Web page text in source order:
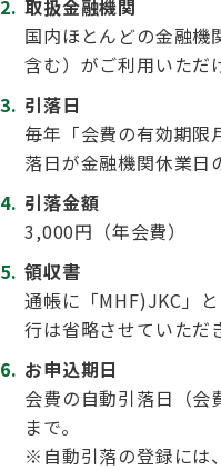
取扱金融機関
国内ほとんどの金融機
含む）がご利用いただ
引落日
毎年「会費の有効期限
落日が金融機関休業日
引落金額
3,000円（年会費）
領収書
通帳に「MHF)JKC」
行は省略させていただ
お申込期日
会費の自動引落日（会
まで。
※自動引落の登録には